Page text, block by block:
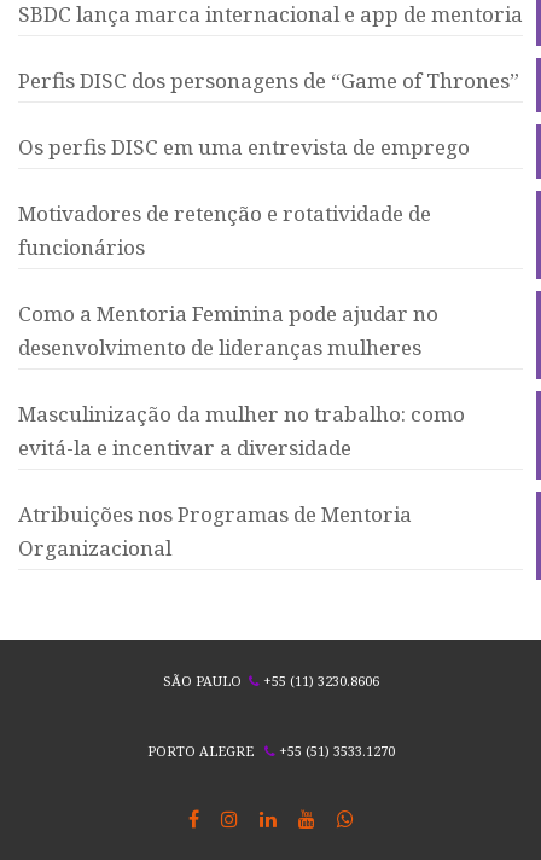
SBDC lança marca internacional e app de mentoria
Perfis DISC dos personagens de “Game of Thrones”
Os perfis DISC em uma entrevista de emprego
Motivadores de retenção e rotatividade de
funcionários
Como a Mentoria Feminina pode ajudar no
desenvolvimento de lideranças mulheres
Masculinização da mulher no trabalho: como
evitá-la e incentivar a diversidade
Atribuições nos Programas de Mentoria
Organizacional
SÃO PAULO +55 (11) 3230.8606
PORTO ALEGRE +55 (51) 3533.1270